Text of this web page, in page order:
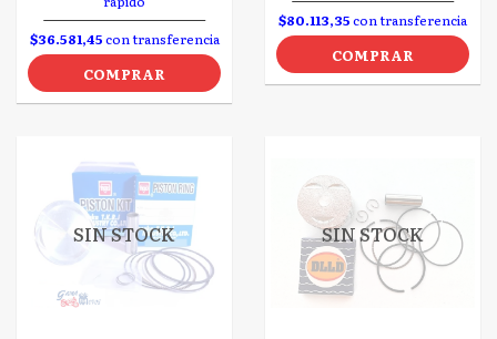
$36.581,45con transferencia
COMPRAR
$80.113,35con transferencia
COMPRAR
SIN STOCK SIN STOCK